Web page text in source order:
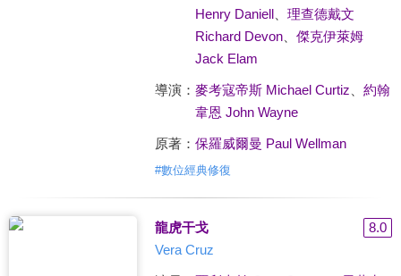
Henry Daniell、 理查德戴文
Richard Devon、 傑克伊萊姆
Jack Elam
導演： 麥考寇帝斯 Michael Curtiz
約翰
韋恩 John Wayne
原著： 保羅威爾曼 Paul Wellman
#數位經典修復
龍虎干戈
8.0
Vera Cruz